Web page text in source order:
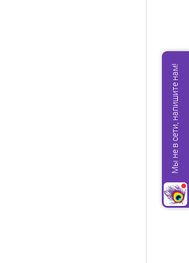
Мы не в сети, напишите нам!